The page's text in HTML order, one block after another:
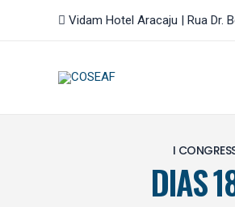
Vidam Hotel Aracaju | Rua Dr.
I
DIAS